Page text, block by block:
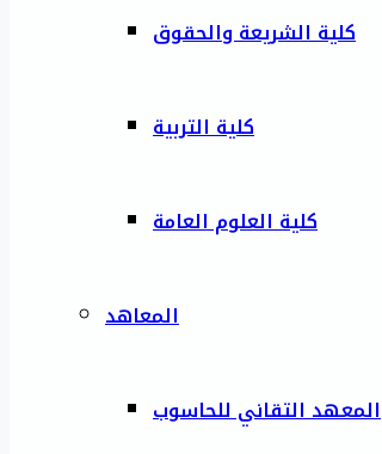
كلية الشريعة والحقوق
كلية التربية
كلية العلوم العامة
المعاهد
المعهد التقاني للحاسوب